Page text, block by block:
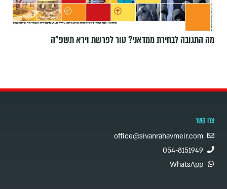
מה התגובה לבחירת ממדאני? טור לפרשת וירא תשפ"ה
צרו קשר
office@sivanrahavmeir.com
054-8151949
WhatsApp